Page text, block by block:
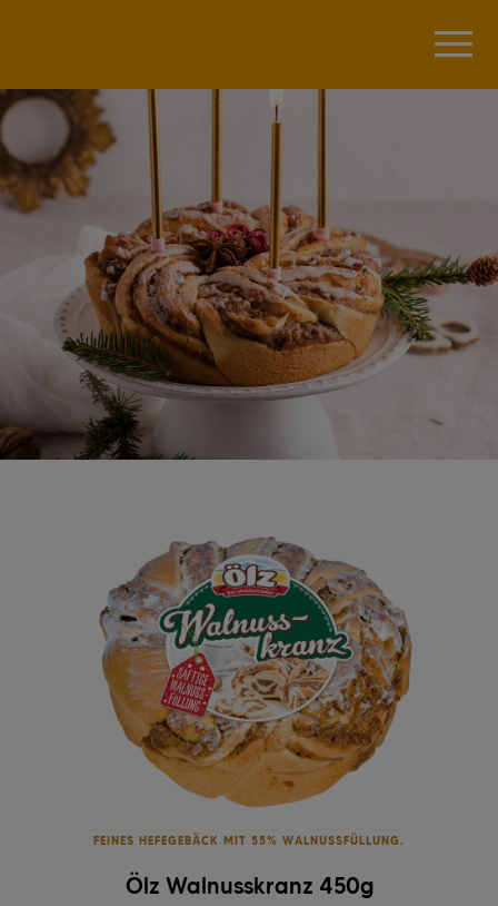
FEINES HEFEGEBÄCK MIT 55% WALNUSSFÜLLUNG.
Ölz Walnusskranz 450g